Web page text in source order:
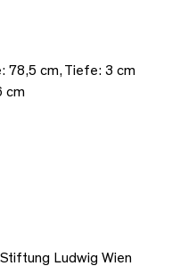
78,5 cm, Tiefe: 3 cm
cm
Ludwig Wien